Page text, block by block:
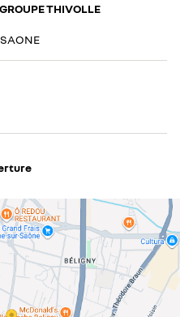
THIVOLLE
08:30 - 12:00
14:00 - 19:00
08:30 - 12:00
14:00 - 19:00
08:30 - 12:00
14:00 - 19:00
08:30 - 12:0014:00 - 19:00
09:00 - 12:00 14:00 - 18:00
fermé